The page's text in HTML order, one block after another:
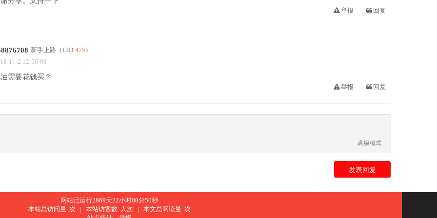
举报 回复
新手上路 （UID:475 ）
11-2 12:56:08
需要花钱买？
举报 回复
高级模式
发表回复
网站已运行2869天22小时08分50秒
本站总访问量 次 | 本站访客数 人次 | 本文总阅读量 次